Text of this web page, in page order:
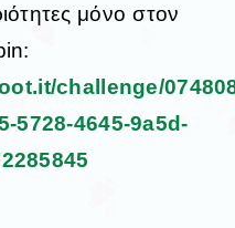
μόνο στον
challenge/
5728-4645-9a5d-